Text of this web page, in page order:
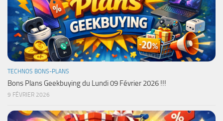
TECHNOS BONS-PLANS
Bons Plans Geekbuying du Lundi 09 Février 2026 !!!
9 FÉVRIER 2026